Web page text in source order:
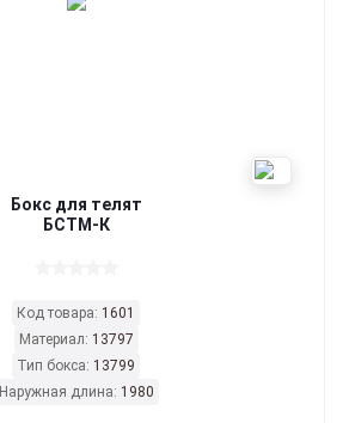
Бокс для телят
БСТМ-К
Код товара: 1601
Материал: 13797
Тип бокса: 13799
Наружная длина: 1980